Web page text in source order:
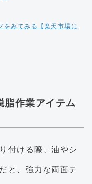
みてみる【楽天市場に
脂作業アイテム
付ける際、油やシ
と、強力な両面テ